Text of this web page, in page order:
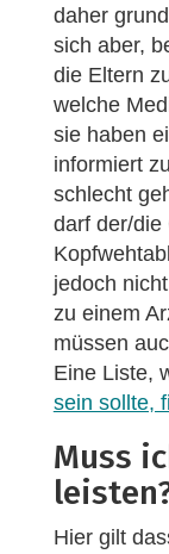
daher
sich aber,
die Eltern
welche
sie haben
informiert
schlecht
darf der/die
jedoch
zu einem
müssen
Eine Liste,
sein sollte,
Muss
Hier gilt